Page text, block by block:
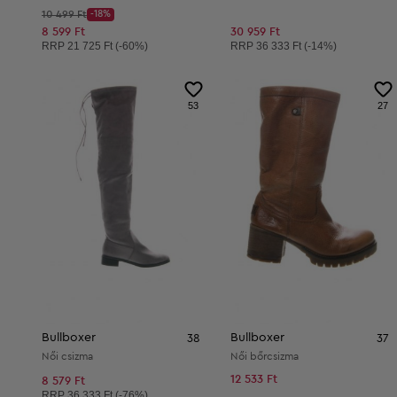
Kezdő ár:
10 499 Ft
Discount Price:
-18%
Csökkentett ár:
8 599 Ft
Ajánlott ár:
RRP 21 725 Ft (-60%)
30 959 Ft
Ajánlott ár:
RRP36 333 Ft (-14%)
53
Bullboxer 38
Női csizmа
8 579 Ft
27
Bullboxer 37
Női bőrcsizma
12 533 Ft